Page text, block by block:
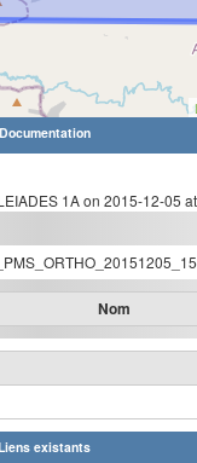
Documentation
1A on 2015-12-05
Nom
existants